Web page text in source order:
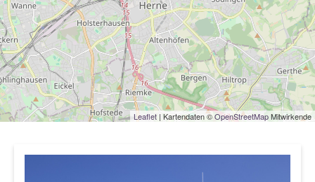
Leaflet | Kartendaten ©OpenStreetMapMitwirkende